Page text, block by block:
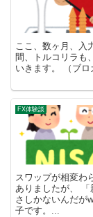
ここ、数ヶ月、
間、トルコリラも
いきます。 （ブロ
FX体験談
スワップが相変わ
ありましたが、
さしかないんだが
子です。...